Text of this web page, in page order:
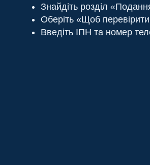
Знайдіть розділ
Оберіть «Щоб перевірити
Введіть ІПН та номер